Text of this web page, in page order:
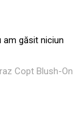
am găsit niciun
Copt Blush-On